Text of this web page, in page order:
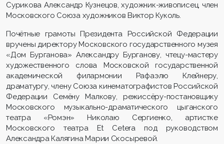
Сурикова Александр Кузнецов, художник-живописец, член
Московского Союза художников Виктор Куколь.
Почётные грамоты Президента Российской Федерации
вручены директору Московского государственного музея
«Дом Бурганова» Александру Бурганову, чтецу-мастеру
художественного слова Московской государственной
академической филармонии Рафаэлю Клейнеру,
драматургу, члену Союза кинематографистов Российской
Федерации Семёну Малкову, режиссёру-постановщику
Московского музыкально-драматического цыганского
театра «Ромэн» Николаю Сергиенко, артистке
Московского театра Et Cetera под руководством
Александра Калягина Марии Скосыревой.